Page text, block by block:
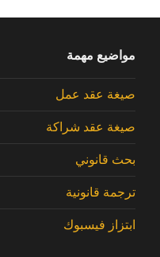
مواضيع مهمة
صيغة عقد عمل
صيغة عقد شراكة
بحث قانوني
ترجمة قانونية
ابتزاز فيسبوك